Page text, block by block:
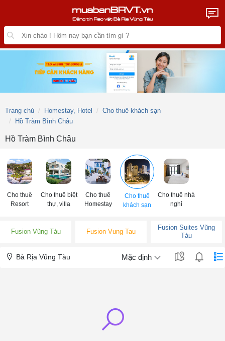
Trang chủ Homestay, Hotel
Cho thuê khách sạn
Hồ Tràm Bình Châu
Hồ Tràm Bình Châu
Cho thuê
Resort
Cho thuê biệt
thự, villa
Cho thuê
Homestay
Cho thuê
khách sạn
Cho thuê nhà
nghỉ
Fusion Vũng Tàu Fusion Vung Tau
Fusion Suites Vũng
Tàu
Bà Rịa Vũng Tàu Mặc định